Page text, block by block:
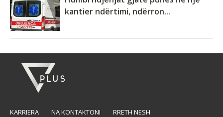
kantier ndërtimi, ndërron...
KARRIERA NA KONTAKTONI RRETH NESH